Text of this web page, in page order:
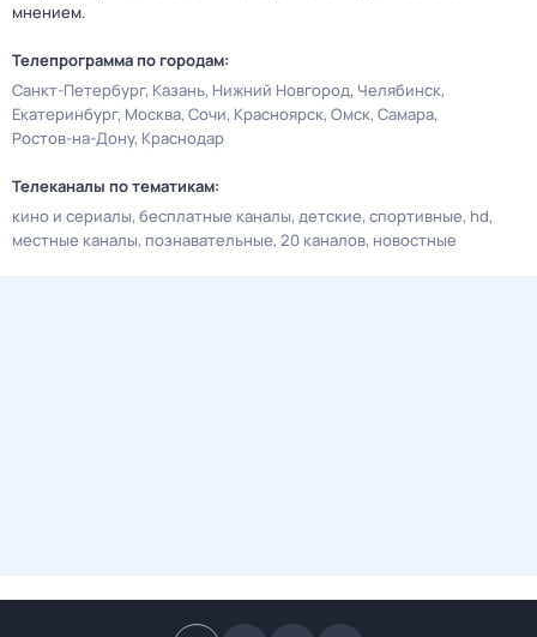
мнением.
Телепрограмма по городам:
Санкт-Петербург Казань Нижний Новгород Челябинск
Екатеринбург Москва Сочи Красноярск Омск Самара
Ростов-на-Дону Краснодар
Телеканалы по тематикам:
кино и сериалы бесплатные каналы детские спортивные hd
местные каналы познавательные 20 каналов новостные